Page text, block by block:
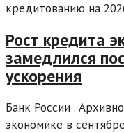
кредитованию на
Рост кредита
замедлился
ускорения
Банк России .
экономике в